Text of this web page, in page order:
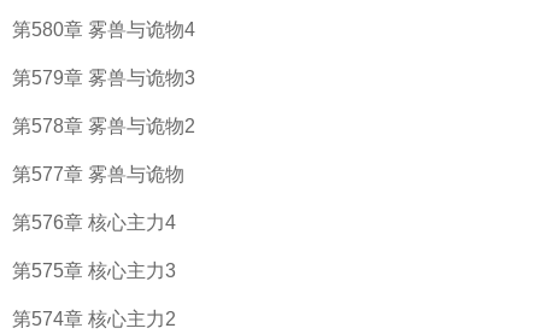
第580章 雾兽与诡物4
第579章 雾兽与诡物3
第578章 雾兽与诡物2
第577章 雾兽与诡物
第576章 核心主力4
第575章 核心主力3
第574章 核心主力2